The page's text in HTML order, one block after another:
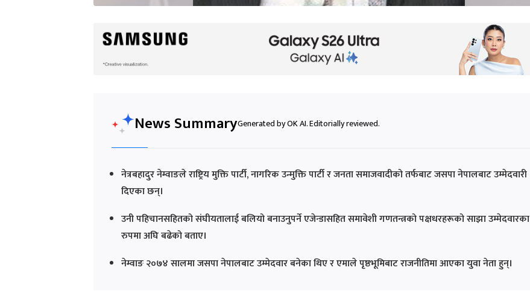
News SummaryGenerated by OK AI. Editorially reviewed.
नेत्रबहादुर नेम्वाङले राष्ट्रिय मुक्ति पार्टी, नागरिक उन्मुक्ति पार्टी र जनता समाजवादीको तर्फबाट जसपा नेपालबाट उम्मेदवारी
दिएका छन्।
उनी पहिचानसहितको संघीयतालाई बलियो बनाउनुपर्ने एजेन्डासहित समावेशी गणतन्त्रको पक्षधरहरूको साझा उम्मेदवारका
रुपमा अघि बढेको बताए।
नेम्वाङ २०७४ सालमा जसपा नेपालबाट उम्मेदवार बनेका थिए र एमाले पृष्ठभूमिबाट राजनीतिमा आएका युवा नेता हुन्।